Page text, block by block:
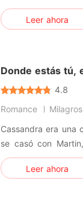
entendió mal que
años después, ella
Leer ahora
Donde estás tú,
4.8
Romance
Milagros
Cassandra era una
se casó con
tarde ella lo
Inesperadamente,
Leer ahora